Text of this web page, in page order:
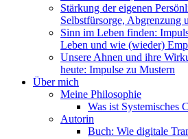
Stärkung der eigenen
Selbstfürsorge, Abgrenzung
Sinn im Leben finden:
Leben und wie (wieder)
Unsere Ahnen und ihre
heute: Impulse zu Mustern
Über mich
Meine Philosophie
Was ist Systemisches
Autorin
Buch: Wie digitale